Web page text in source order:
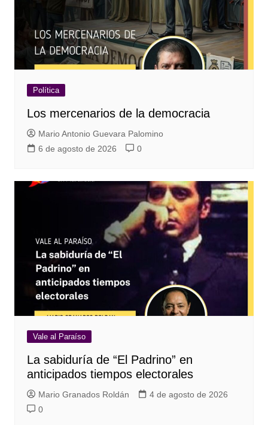
Política
Los mercenarios de la democracia
Mario Antonio Guevara Palomino
6 de agosto de 2026
0
Vale al Paraíso
La sabiduría de “El Padrino” en
anticipados tiempos electorales
Mario Granados Roldán
4 de agosto de 2026
0